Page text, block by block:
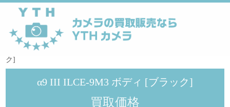
YTHカメラ >
ク]
α9 III ILCE-9M3 ボディ [ブラック]
買取価格